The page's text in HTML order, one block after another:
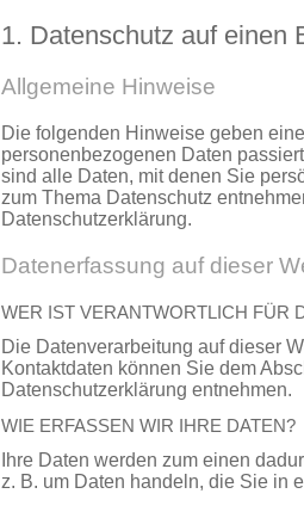
1. Datenschutz auf einen
Allgemeine Hinweise
Die folgenden Hinweise geben
personenbezogenen Daten
sind alle Daten, mit denen Sie
zum Thema Datenschutz
Datenschutzerklärung.
Datenerfassung auf dieser
WER IST VERANTWORTLICH FÜR
Die Datenverarbeitung auf dieser
Kontaktdaten können Sie dem
Datenschutzerklärung entnehmen.
WIE ERFASSEN WIR IHRE DATEN?
Ihre Daten werden zum einen
z. B. um Daten handeln, die Sie in